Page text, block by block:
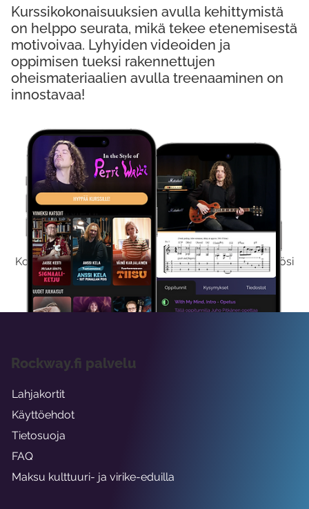
Kokeile Ilmaiseksi
Kokeilemalla ilmaiseksi saat koko sisältömme käyttöösi
viikon ajaksi.
Kurssikokonaisuuksien avulla kehittymistä
on helppo seurata, mikä tekee etenemisestä
motivoivaa. Lyhyiden videoiden ja
oppimisen tueksi rakennettujen
oheismateriaalien avulla treenaaminen on
innostavaa!
Rockway.fi palvelu
Lahjakortit
Käyttöehdot
Tietosuoja
FAQ
Maksu kulttuuri- ja virike-eduilla